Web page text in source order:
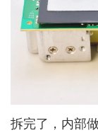
拆完了，内部